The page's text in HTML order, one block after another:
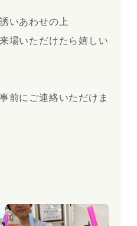
いあわせの上
場いただけたら嬉しい
前にご連絡いただけま